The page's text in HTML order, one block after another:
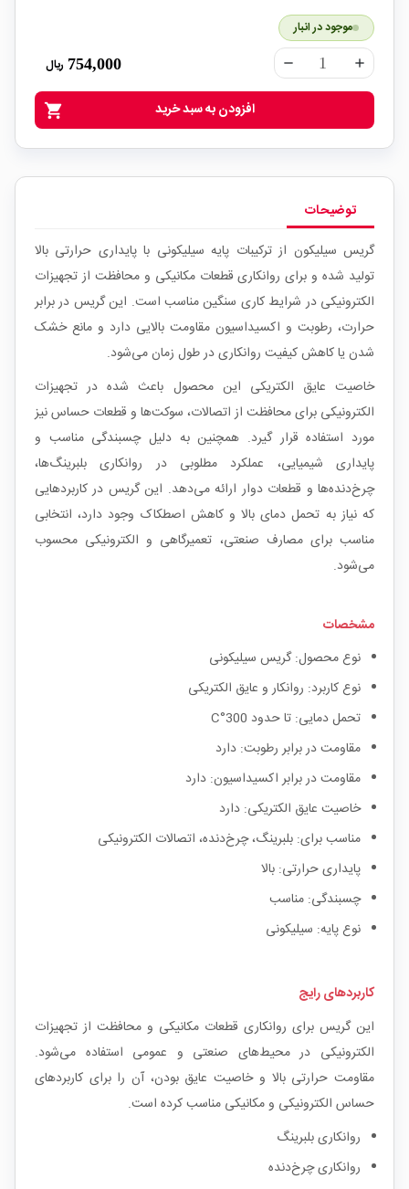
موجود در انبار
remove add
754,000 ریال
shopping_cart افزودن به سبد خرید
توضیحات
گریس سیلیکون از ترکیبات پایه سیلیکونی با پایداری حرارتی بالا
تولید شده و برای روانکاری قطعات مکانیکی و محافظت از تجهیزات
الکترونیکی در شرایط کاری سنگین مناسب است. این گریس در برابر
حرارت، رطوبت و اکسیداسیون مقاومت بالایی دارد و مانع خشک
شدن یا کاهش کیفیت روانکاری در طول زمان می‌شود.
خاصیت عایق الکتریکی این محصول باعث شده در تجهیزات
الکترونیکی برای محافظت از اتصالات، سوکت‌ها و قطعات حساس نیز
مورد استفاده قرار گیرد. همچنین به دلیل چسبندگی مناسب و
پایداری شیمیایی، عملکرد مطلوبی در روانکاری بلبرینگ‌ها،
چرخ‌دنده‌ها و قطعات دوار ارائه می‌دهد. این گریس در کاربردهایی
که نیاز به تحمل دمای بالا و کاهش اصطکاک وجود دارد، انتخابی
مناسب برای مصارف صنعتی، تعمیرگاهی و الکترونیکی محسوب
می‌شود.
مشخصات
نوع محصول: گریس سیلیکونی
نوع کاربرد: روانکار و عایق الکتریکی
تحمل دمایی: تا حدود 300°C
مقاومت در برابر رطوبت: دارد
مقاومت در برابر اکسیداسیون: دارد
خاصیت عایق الکتریکی: دارد
مناسب برای: بلبرینگ، چرخ‌دنده، اتصالات الکترونیکی
پایداری حرارتی: بالا
چسبندگی: مناسب
نوع پایه: سیلیکونی
کاربردهای رایج
این گریس برای روانکاری قطعات مکانیکی و محافظت از تجهیزات
الکترونیکی در محیط‌های صنعتی و عمومی استفاده می‌شود.
مقاومت حرارتی بالا و خاصیت عایق بودن، آن را برای کاربردهای
حساس الکترونیکی و مکانیکی مناسب کرده است.
روانکاری بلبرینگ
روانکاری چرخ‌دنده